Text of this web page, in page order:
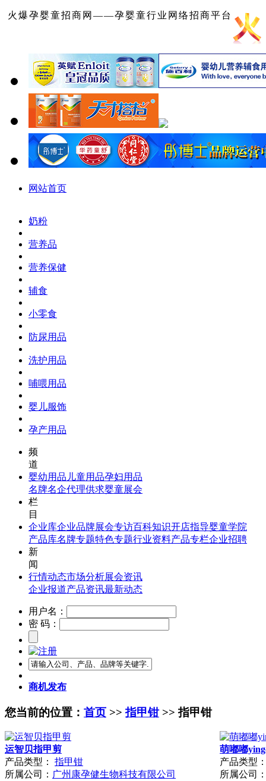
火爆孕婴童招商网——孕婴童行业网络招商平台
网站首页
奶粉
营养品
营养保健
辅食
小零食
防尿用品
洗护用品
哺喂用品
婴儿服饰
孕产用品
频
道
婴幼用品 儿童用品孕妇用品
名牌名企代理供求婴童展会
栏
目
企业库企业品牌展会专访百科知识开店指导婴童学院
产品库名牌专题特色专题行业资料产品专栏企业招聘
新
闻
行情动态市场分析展会资讯
企业报道产品资讯最新动态
用户名：
密 码：
商机发布
您当前的位置： 首页 >>指甲钳>> 指甲钳
运智贝指甲剪
产品类型：
指甲钳
所属公司： 广州康孕健生物科技有限公司
萌嘟嘟
产品类型
所属公司